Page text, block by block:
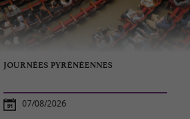
JOURNÉES PYRÉNÉENNES
07/08/2026